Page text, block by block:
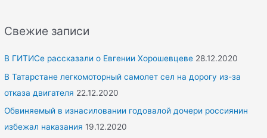
r
h
f
o
r
Свежие записи
В ГИТИСе рассказали о Евгении Хорошевцеве 28.12.2020
В Татарстане легкомоторный самолет сел на дорогу из-за
отказа двигателя 22.12.2020
Обвиняемый в изнасиловании годовалой дочери россиянин
избежал наказания 19.12.2020